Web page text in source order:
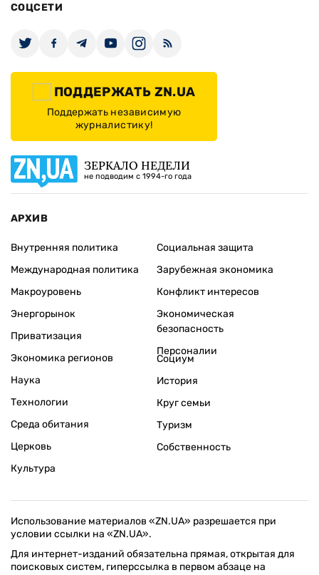
СОЦСЕТИ
ПОДДЕРЖАТЬ ZN.UA
Поддержать независимую
журналистику!
ЗЕРКАЛО НЕДЕЛИ
не подводим с 1994-го года
АРХИВ
Внутренняя политика
Международная политика
Макроуровень
Энергорынок
Приватизация
Экономика регионов
Социальная защита
Зарубежная экономика
Конфликт интересов
Экономическая
безопасность
Персоналии
Наука
Технологии
Среда обитания
Церковь
Культура
Социум
История
Круг семьи
Туризм
Собственность
Использование материалов «ZN.UA» разрешается при
условии ссылки на «ZN.UA».
Для интернет-изданий обязательна прямая, открытая для
поисковых систем, гиперссылка в первом абзаце на